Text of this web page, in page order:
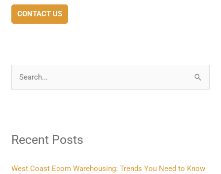
CONTACT US
c
f
Recent Posts
West Coast Ecom Warehousing: Trends You Need to Know